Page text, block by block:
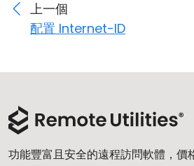
上一個
配置 Internet-ID
功能豐富且安全的遠程訪問軟體，價